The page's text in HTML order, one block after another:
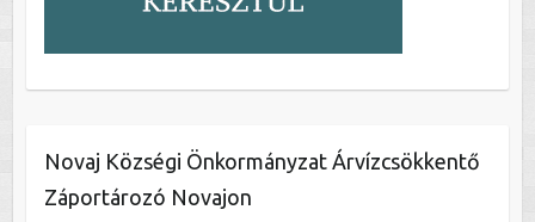
Novaj Községi Önkormányzat Árvízcsökkentő
Záportározó Novajon